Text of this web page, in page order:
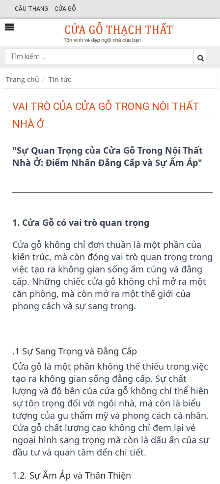
CẦU THANG CỬA GỖ
Trang chủ Tin tức
VAI TRÒ CỦA CỬA GỖ TRONG NỘI THẤT
NHÀ Ở
"Sự Quan Trọng của Cửa Gỗ Trong Nội Thất
Nhà Ở: Điểm Nhấn Đẳng Cấp và Sự Ấm Áp"
1. Cửa Gỗ có vai trò quan trọng
Cửa gỗ không chỉ đơn thuần là một phần của
kiến trúc, mà còn đóng vai trò quan trọng trong
việc tạo ra không gian sống ấm cúng và đẳng
cấp. Những chiếc cửa gỗ không chỉ mở ra một
căn phòng, mà còn mở ra một thế giới của
phong cách và sự sang trọng.
.1 Sự Sang Trọng và Đẳng Cấp
Cửa gỗ là một phần không thể thiếu trong việc
tạo ra không gian sống đẳng cấp. Sự chất
lượng và độ bền của cửa gỗ không chỉ thể hiện
sự tôn trọng đối với ngôi nhà, mà còn là biểu
tượng của gu thẩm mỹ và phong cách cá nhân.
Cửa gỗ chất lượng cao không chỉ đem lại vẻ
ngoại hình sang trọng mà còn là dấu ấn của sự
đầu tư và quan tâm đến chi tiết.
1.2. Sự Ấm Áp và Thân Thiện